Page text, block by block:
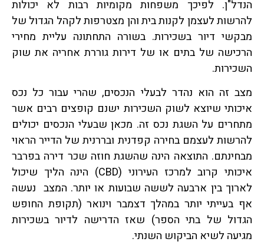
הנדל"ן. לפיכך משפחות מקומיות רבות לא יכולות
להרשות לעצמן לקנות בית והן מצטרפות לקהל הגדול של
מבקשי דיור בשכירות. בשורה התחתונה עליית מחירי
הרכישה של בתים או של דירות גוררת אחריה את שוק
השכירות.
מצב זה הוא נהדר לבעלי הנכסים, שהרי עבור כל נכס
איכותי שיוצא לשוק השכירות ישנם קופצים רבים אשר
מתחרים על השגת נכס זה. מכאן שבעלי הנכסים יכולים
להרשות לעצמם בחירה קפדנית ובררנית של הדייר הראוי
מבחינתם. התוצאה הינה שהשגת חוזה שכר דירה בפרבר
איכותי קרוב למרכז העירוני (CBD) הינה הליך שיכול
לארוך בין ארבעה לששה שבועות או יותר. המצב נעשה
אף בעייתי יותר במהלך דצמבר וינואר (תקופת החופש
הגדול של בתי הספר) שאז הדרישה לדיור בשכירות
מגיעה לשיא הביקוש השנתי.